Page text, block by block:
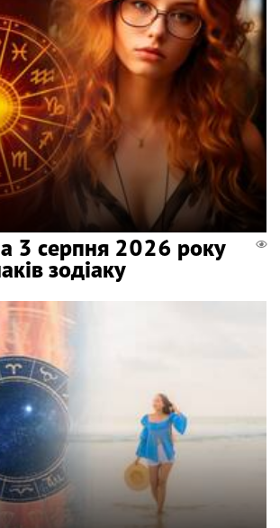
3 серпня 2026 року
зодіаку